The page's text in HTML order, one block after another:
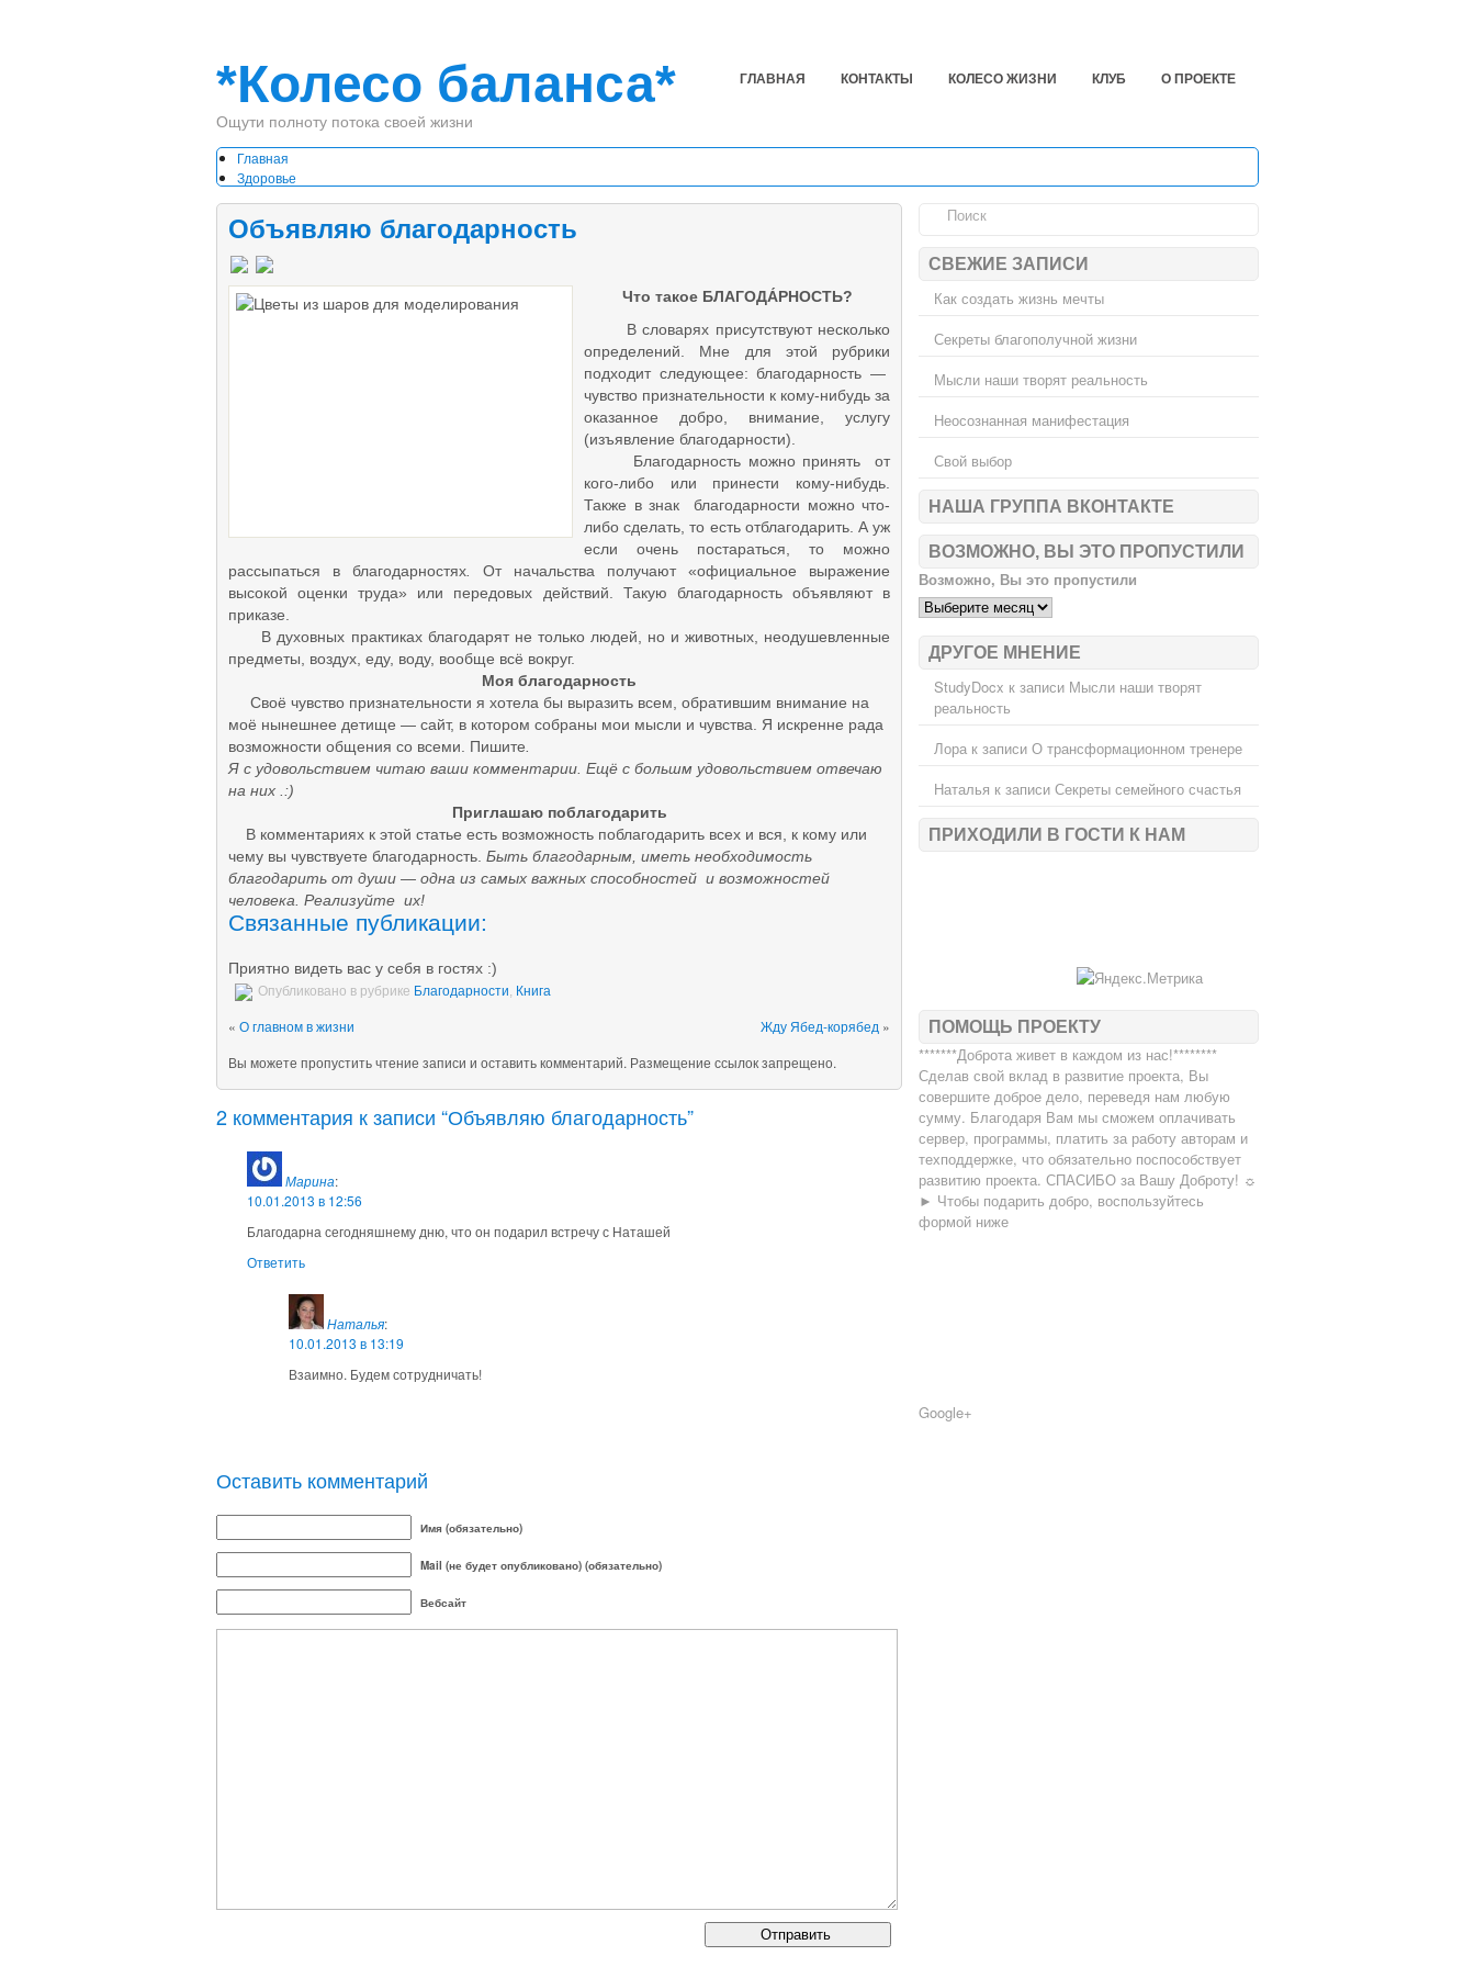
*Колесо баланса*
Ощути полноту потока своей жизни
ГЛАВНАЯ КОНТАКТЫ КОЛЕСО ЖИЗНИ КЛУБ О ПРОЕКТЕ
Главная
Здоровье
Тела
Отдых
Путешествия
Развлечения
Отношения
Книга
Животные
Фотография
Цветоводство
Саморазвитие
Обучение
Самопознание
Самосовершенствование
Объявляю благодарность
Что такое БЛАГОДА́РНОСТЬ?
В словарях присутствуют несколько
определений. Мне для этой рубрики
подходит следующее: благодарность —
чувство признательности к кому-нибудь за
оказанное добро, внимание, услугу
(изъявление благодарности).
Благодарность можно принять от
кого-либо или принести кому-нибудь.
Также в знак благодарности можно что-
либо сделать, то есть отблагодарить. А уж
если очень постараться, то можно
рассыпаться в благодарностях
От начальства получают «официальное выражение
высокой оценки труда» или передовых действий. Такую благодарность объявляют в
приказе.
В духовных практиках благодарят не только людей, но и животных, неодушевленные
предметы, воздух, еду, воду, вообще всё вокруг.
Моя благодарность
Своё чувство признательности я хотела бы выразить всем, обратившим внимание на
моё нынешнее детище — сайт, в котором собраны мои мысли и чувства. Я искренне рада
возможности общения со всеми. Пишите
Я с удовольствием читаю ваши комментарии. Ещё с большм удовольствием отвечаю
на них .:)
Приглашаю поблагодарить
В комментариях к этой статье есть возможность поблагодарить всех и вся, к кому или
чему вы чувствуете благодарность. Быть благодарным, иметь необходимость
благодарить от души — одна из самых важных способностей и возможностей
человека. Реализуйте их!
Связанные публикации:
Приятно видеть вас у себя в гостях :)
Опубликовано в рубрике Благодарности, Книга
« О главном в жизни Жду Ябед-корябед »
Вы можете пропустить чтение записи и оставить комментарий. Размещение ссылок запрещено.
2 комментария к записи “Объявляю благодарность”
Марина:
10.01.2013 в 12:56
Благодарна сегодняшнему дню, что он подарил встречу с Наташей
Ответить
Наталья:
10.01.2013 в 13:19
Взаимно. Будем сотрудничать!
Оставить комментарий
Имя (обязательно)
Mail (не будет опубликовано) (обязательно)
Вебсайт
СВЕЖИЕ ЗАПИСИ
Как создать жизнь мечты
Секреты благополучной жизни
Мысли наши творят реальность
Неосознанная манифестация
Свой выбор
НАША ГРУППА ВКОНТАКТЕ
ВОЗМОЖНО, ВЫ ЭТО ПРОПУСТИЛИ
Возможно, Вы это пропустили
ДРУГОЕ МНЕНИЕ
StudyDocx к записи Мысли наши творят
реальность
Лора к записи О трансформационном тренере
Наталья к записи Секреты семейного счастья
ПРИХОДИЛИ В ГОСТИ К НАМ
ПОМОЩЬ ПРОЕКТУ
*******Доброта живет в каждом из нас!********
Сделав свой вклад в развитие проекта, Вы
совершите доброе дело, переведя нам любую
сумму. Благодаря Вам мы сможем оплачивать
сервер, программы, платить за работу авторам и
техподдержке, что обязательно поспособствует
развитию проекта. СПАСИБО за Вашу Доброту! ☼
► Чтобы подарить добро, воспользуйтесь
формой ниже
Google+